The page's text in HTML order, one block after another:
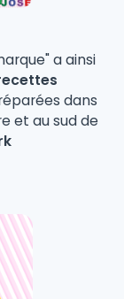
a ainsi
dans
et au sud de